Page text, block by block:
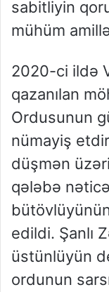
sabitliyin
mühüm
2020-ci ildə
qazanılan
Ordusunun
nümayiş
düşmən
qələbə
edildi. Şanlı
üstünlüyün
ordunun